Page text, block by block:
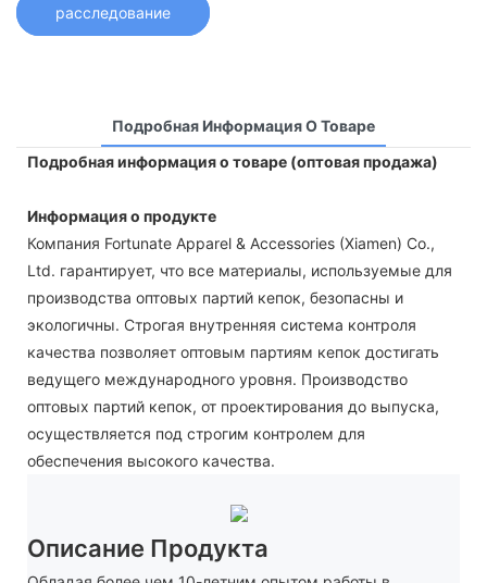
расследование
Подробная Информация О Товаре
Подробная информация о товаре (оптовая продажа)
Информация о продукте
Компания Fortunate Apparel & Accessories (Xiamen) Co.,
Ltd. гарантирует, что все материалы, используемые для
производства оптовых партий кепок, безопасны и
экологичны. Строгая внутренняя система контроля
качества позволяет оптовым партиям кепок достигать
ведущего международного уровня. Производство
оптовых партий кепок, от проектирования до выпуска,
осуществляется под строгим контролем для
обеспечения высокого качества.
Описание Продукта